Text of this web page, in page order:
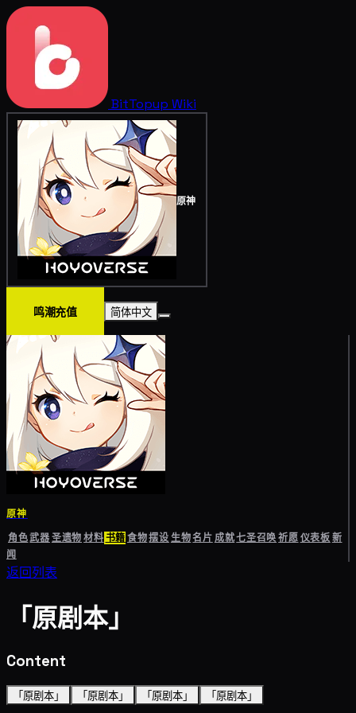
BitTopup Wiki
原神
鸣潮充值 简体中文
原神
角色武器圣遗物材料书籍食物摆设生物名片成就七圣召唤祈愿仪表板新
闻
返回列表
「原剧本」
Content
「原剧本」 「原剧本」 「原剧本」 「原剧本」